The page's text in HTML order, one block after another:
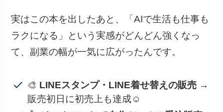
実はこの本を出したあと、「AIで生活も仕事も
ラクになる」という実感がどんどん強くなっ
て、副業の幅が一気に広がったんです。
🎨 LINEスタンプ・LINE着せ替えの販売 →
販売初日に初売上も達成☺️